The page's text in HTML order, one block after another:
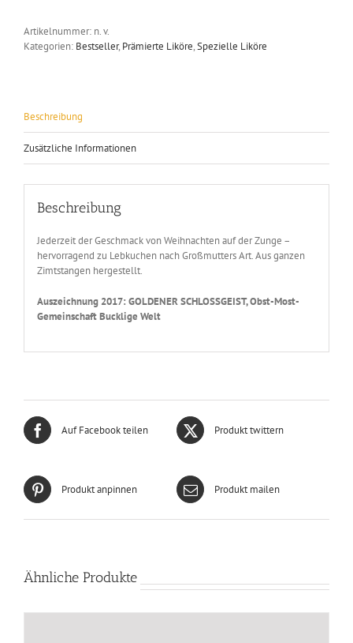
2017
Menge
Artikelnummer: n. v.
Kategorien: Bestseller, Prämierte Liköre,Spezielle Liköre
Beschreibung
Zusätzliche Informationen
Beschreibung
Jederzeit der Geschmack von Weihnachten auf der Zunge –
hervorragend zu Lebkuchen nach Großmutters Art. Aus ganzen
Zimtstangen hergestellt.
Auszeichnung 2017: GOLDENER SCHLOSSGEIST, Obst-Most-
Gemeinschaft Bucklige Welt
Auf Facebook teilen Produkt twittern
Produkt anpinnen Produkt mailen
Ähnliche Produkte